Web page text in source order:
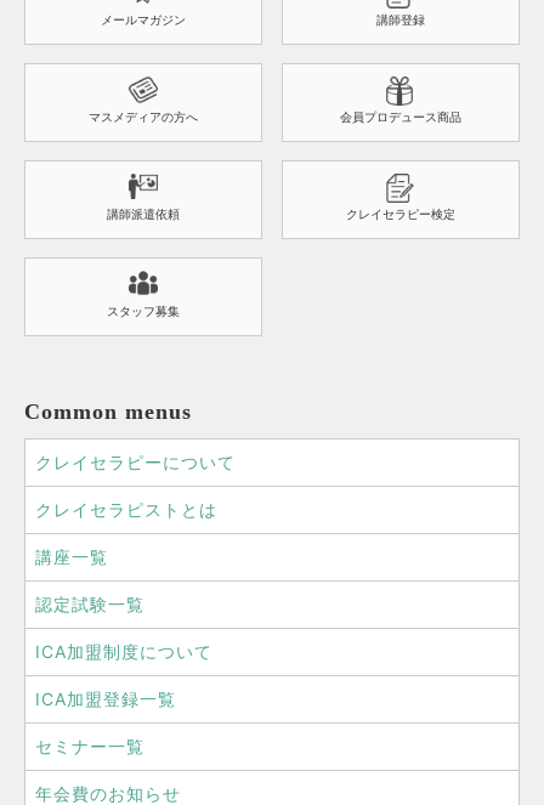
メールマガジン 講師登録
マスメディアの方へ 会員プロデュース商品
講師派遣依頼 クレイセラピー検定
スタッフ募集
Common menus
クレイセラピーについて
クレイセラピストとは
講座一覧
認定試験一覧
ICA加盟制度について
ICA加盟登録一覧
セミナー一覧
年会費のお知らせ